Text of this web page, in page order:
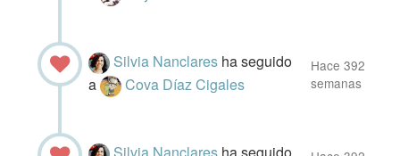
Silvia Nanclares ha seguido
a
Cova Díaz Cigales
Hace 392
semanas